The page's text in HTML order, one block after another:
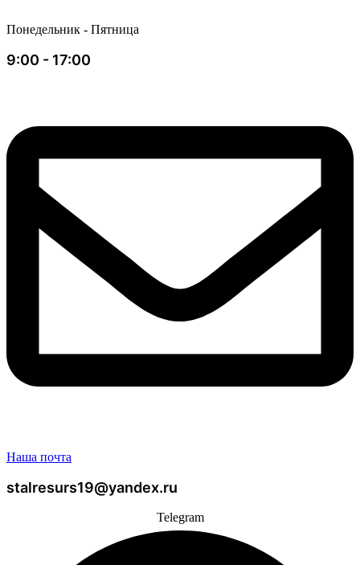
Понедельник - Пятница
9:00 - 17:00
Наша почта
stalresurs19@yandex.ru
Telegram